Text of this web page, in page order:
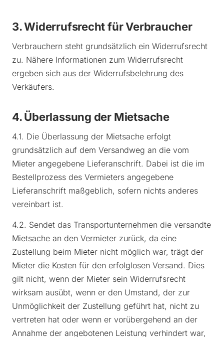
3. Widerrufsrecht für Verbraucher
Verbrauchern steht grundsätzlich ein Widerrufsrecht
zu. Nähere Informationen zum Widerrufsrecht
ergeben sich aus der Widerrufsbelehrung des
Verkäufers.
4. Überlassung der Mietsache
4.1. Die Überlassung der Mietsache erfolgt
grundsätzlich auf dem Versandweg an die vom
Mieter angegebene Lieferanschrift. Dabei ist die im
Bestellprozess des Vermieters angegebene
Lieferanschrift maßgeblich, sofern nichts anderes
vereinbart ist.
4.2. Sendet das Transportunternehmen die versandte
Mietsache an den Vermieter zurück, da eine
Zustellung beim Mieter nicht möglich war, trägt der
Mieter die Kosten für den erfolglosen Versand. Dies
gilt nicht, wenn der Mieter sein Widerrufsrecht
wirksam ausübt, wenn er den Umstand, der zur
Unmöglichkeit der Zustellung geführt hat, nicht zu
vertreten hat oder wenn er vorübergehend an der
Annahme der angebotenen Leistung verhindert war,